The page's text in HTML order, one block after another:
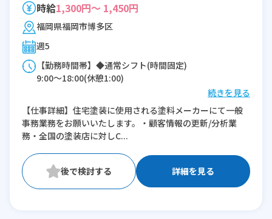
時給1,300円～ 1,450円
福岡県福岡市博多区
週5
【勤務時間帯】◆通常シフト(時間固定)
9:00〜18:00(休憩1:00)
※残業：0〜5時間程度/月
続きを見る
【仕事詳細】住宅塗装に使用される塗料メーカーにて一般
事務業務をお願いいたします。・顧客情報の更新/分析業
務・全国の塗装店に対しC...
詳細を見る